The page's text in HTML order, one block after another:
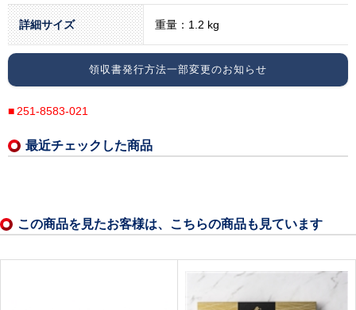
詳細サイズ 重量：1.2 kg
領収書発行方法一部変更のお知らせ
251-8583-021
最近チェックした商品
この商品を見たお客様は、こちらの商品も見ています